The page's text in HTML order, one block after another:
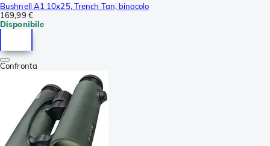
Bushnell A1 10x25, Trench Tan, binocolo
169,99 €
Disponibile
Confronta